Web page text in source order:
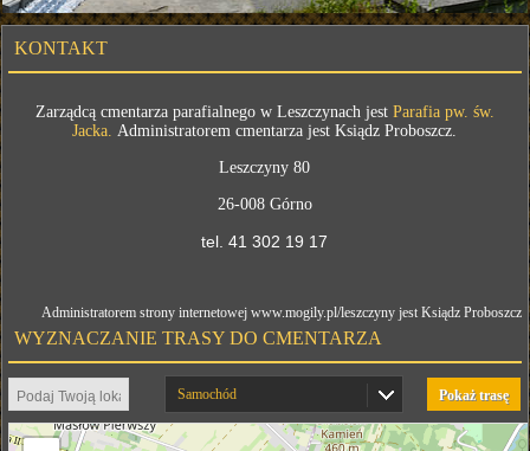
KONTAKT
Zarządcą cmentarza parafialnego w Leszczynach jest Parafia pw. św.
Jacka.Administratorem cmentarza jest Ksiądz Proboszcz.
Leszczyny 80
26-008 Górno
tel. 41 302 19 17
Administratorem strony internetowej www.mogily.pl/leszczyny jest Ksiądz Proboszcz
WYZNACZANIE TRASY DO CMENTARZA
Pokaż trasę
Samochód